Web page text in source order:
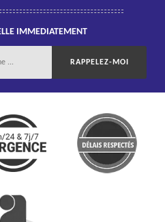
IMMEDIATEMENT